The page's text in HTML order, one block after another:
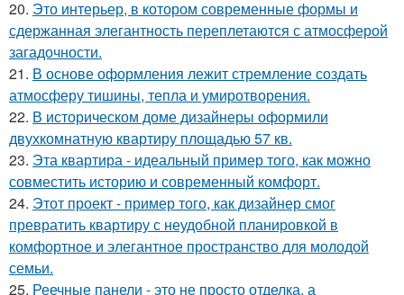
20. Это интерьер, в котором современные формы и
сдержанная элегантность переплетаются с атмосферой
загадочности.
21. В основе оформления лежит стремление создать
атмосферу тишины, тепла и умиротворения.
22. В историческом доме дизайнеры оформили
двухкомнатную квартиру площадью 57 кв.
23. Эта квартира - идеальный пример того, как можно
совместить историю и современный комфорт.
24. Этот проект - пример того, как дизайнер смог
превратить квартиру с неудобной планировкой в
комфортное и элегантное пространство для молодой
семьи.
25. Реечные панели - это не просто отделка, а